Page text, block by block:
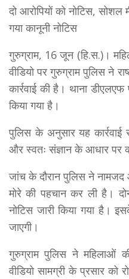
दो आरोपियों को नोटिस, सोशल
गया कानूनी नोटिस
गुरुग्राम, 16 जून (हि.स.)।
वीडियो पर गुरुग्राम पुलिस ने
कार्रवाई की है। थाना
किया गया है।
पुलिस के अनुसार यह कार्रवाई
और स्वतः संज्ञान के आधार पर
जांच के दौरान पुलिस ने नामजद
मोरे की पहचान कर ली है।
नोटिस जारी किया गया है।
जाएगी।
गुरुग्राम पुलिस ने महिलाओं
वीडियो सामग्री के प्रसार को